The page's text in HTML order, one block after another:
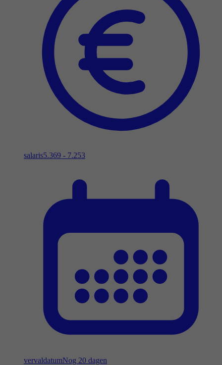
salaris5.369 - 7.253
vervaldatumNog 20 dagen